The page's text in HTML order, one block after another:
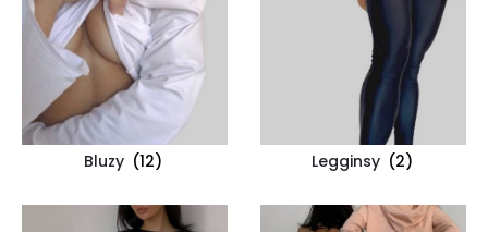
Bluzy (12) Legginsy (2)